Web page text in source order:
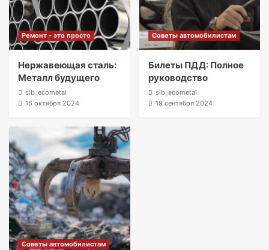
Ремонт - это просто
Нержавеющая сталь:
Металл будущего
sib_ecometal
16 октября 2024
Советы автомобилистам
Билеты ПДД: Полное
руководство
sib_ecometal
19 сентября 2024
Советы автомобилистам